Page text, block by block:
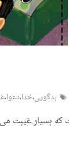
بدگویی،خدا،دعوا،
که بسیار غیبت